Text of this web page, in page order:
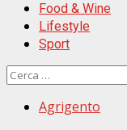
Food & Wine
Lifestyle
Sport
Ricerca
Agrigento